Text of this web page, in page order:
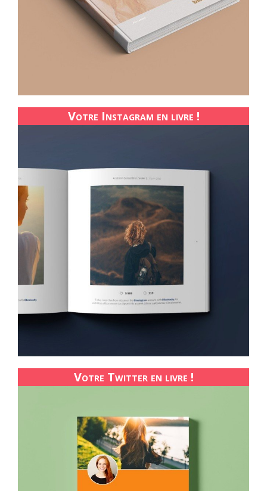
Votre Instagram en livre !
Votre Twitter en livre !